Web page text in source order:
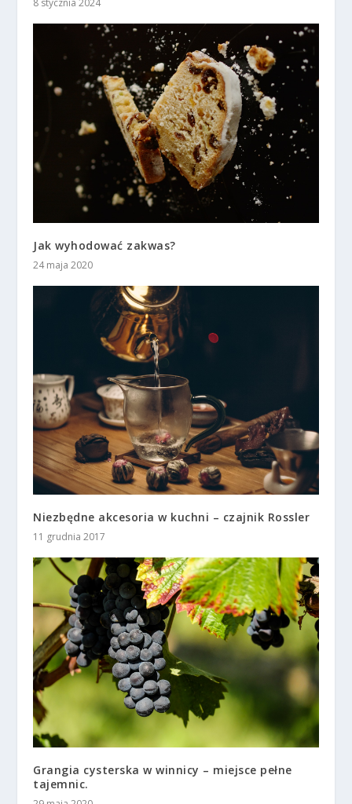
Jak wyhodować zakwas?
24 maja 2020
Niezbędne akcesoria w kuchni – czajnik Rossler
11 grudnia 2017
Grangia cysterska w winnicy – miejsce pełne
tajemnic.